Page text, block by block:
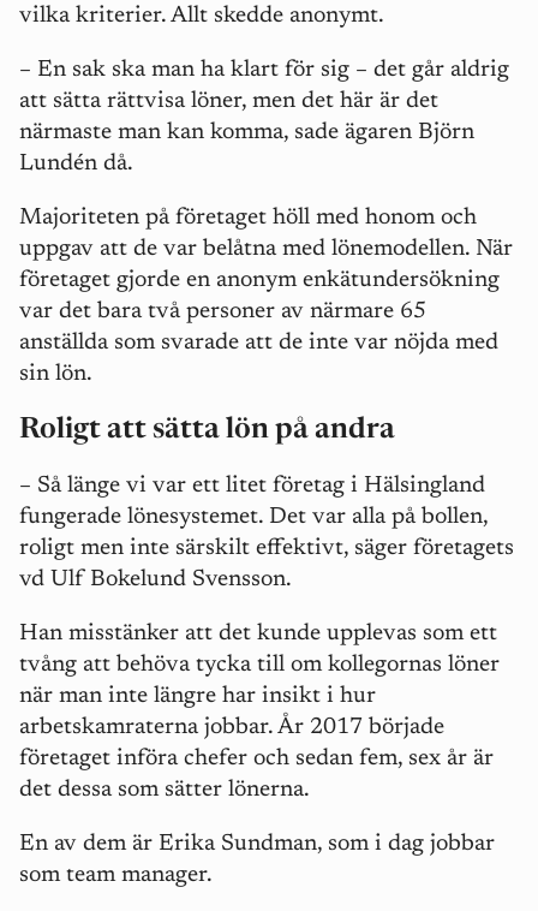
vilka kriterier. Allt skedde anonymt.
– En sak ska man ha klart för sig – det går aldrig
att sätta rättvisa löner, men det här är det
närmaste man kan komma, sade ägaren Björn
Lundén då.
Majoriteten på företaget höll med honom och
uppgav att de var belåtna med lönemodellen. När
företaget gjorde en anonym enkätundersökning
var det bara två personer av närmare 65
anställda som svarade att de inte var nöjda med
sin lön.
Roligt att sätta lön på andra
– Så länge vi var ett litet företag i Hälsingland
fungerade lönesystemet. Det var alla på bollen,
roligt men inte särskilt effektivt, säger företagets
vd Ulf Bokelund Svensson.
Han misstänker att det kunde upplevas som ett
tvång att behöva tycka till om kollegornas löner
när man inte längre har insikt i hur
arbetskamraterna jobbar. År 2017 började
företaget införa chefer och sedan fem, sex år är
det dessa som sätter lönerna.
En av dem är Erika Sundman, som i dag jobbar
som team manager.